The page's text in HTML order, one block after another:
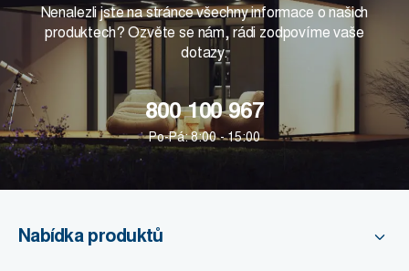
Nenalezli jste na stránce všechny informace o našich
produktech? Ozvěte se nám, rádi zodpovíme vaše
dotazy.
800 100 967
Po-Pá: 8:00 - 15:00
Nabídka produktů